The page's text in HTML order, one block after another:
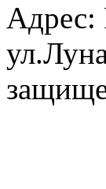
Адрес: